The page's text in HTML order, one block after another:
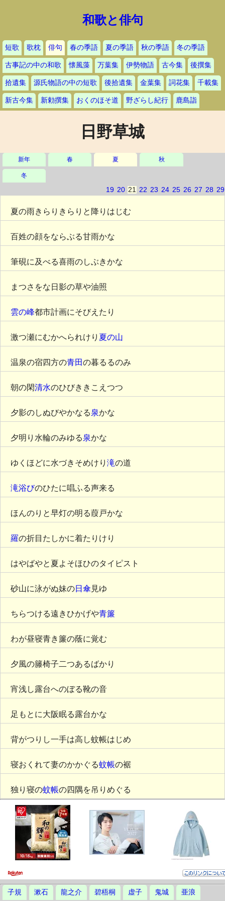
和歌と俳句
短歌 歌枕 俳句 春の季語 夏の季語 秋の季語 冬の季語
古事記の中の和歌 懐風藻 万葉集 伊勢物語 古今集 後撰集
拾遺集 源氏物語の中の短歌 後拾遺集 金葉集 詞花集 千載集
新古今集 新勅撰集 おくのほそ道 野ざらし紀行 鹿島詣
日野草城
新年 春 夏 秋
冬
19 20 21 22 23 24 25 26 27 28 29
夏の雨きらりきらりと降りはじむ
百姓の顔をならぶる甘雨かな
筆硯に及べる喜雨のしぶきかな
まつさをな日影の草や油照
雲の峰都市計画にそびえたり
激つ瀬にむかへられけり 夏の山
温泉の宿四方の青田の暮るるのみ
朝の閑清水のひびききこえつつ
夕影のしぬびやかなる泉かな
夕明り水輪のみゆる泉かな
ゆくほどに水づきそめけり 滝の道
滝浴びのひたに唱ふる声来る
ほんのりと早灯の明る葭戸かな
羅の折目たしかに着たりけり
はやばやと夏よそほひのタイピスト
砂山に泳がぬ妹の日傘 見ゆ
ちらつける遠きひかげや青簾
わが昼寝青き簾の蔭に覚む
夕風の籐椅子二つあるばかり
宵浅し露台へのぼる靴の音
足もとに大阪眠る露台かな
背がつりし一手は高し蚊帳はじめ
寝おくれて妻のかかぐる蚊帳の裾
独り寝の蚊帳の四隅を吊りめぐる
子規 漱石 龍之介 碧梧桐 虚子 鬼城 亜浪